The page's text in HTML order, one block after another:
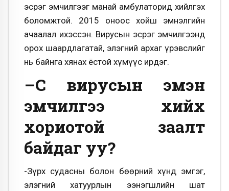
эсрэг эмчилгээг манай амбулаторид хийлгэх
боломжтой. 2015 оноос хойш эмнэлгийн
ачаалал ихэссэн. Вирусын эсрэг эмчилгээнд
орох шаардлагатай, элэгний архаг үрэвслийг
нь байнга хянах ёстой хүмүүс ирдэг.
–С вирусын эмэн
эмчилгээ хийх
хориотой заалт
байдаг уу?
-Зүрх судасны болон бөөрний хүнд эмгэг,
элэгний хатуурлын ээнэгш­лийн шат